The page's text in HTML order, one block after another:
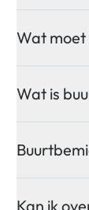
Wat moet
Wat is
Kan ik